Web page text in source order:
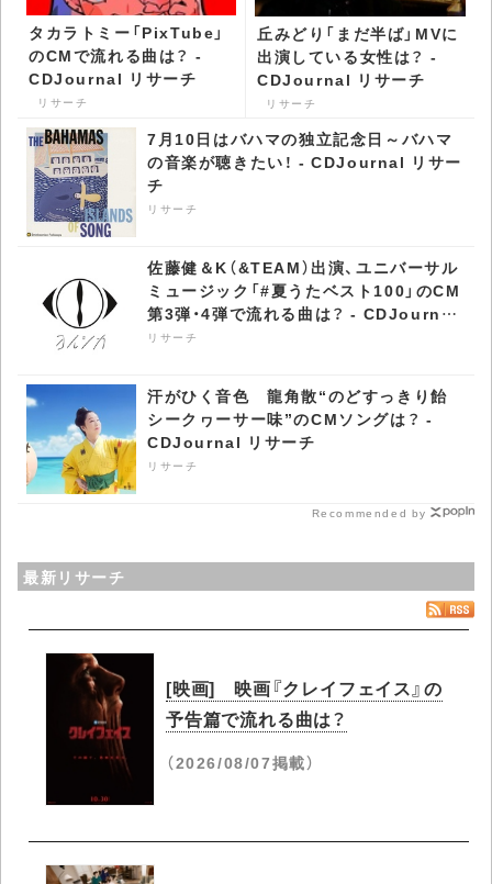
タカラトミー「PixTube」
のCMで流れる曲は？ -
CDJournal リサーチ
リサーチ
丘みどり「まだ半ば」MVに
出演している女性は？ -
CDJournal リサーチ
リサーチ
7月10日はバハマの独立記念日～バハマ
の音楽が聴きたい！ - CDJournal リサー
チ
リサーチ
佐藤健＆K（&TEAM）出演、ユニバーサル
ミュージック「#夏うたベスト100」のCM
第3弾・4弾で流れる曲は？ - CDJournal
リサーチ
リサーチ
汗がひく音色 龍角散“のどすっきり飴
シークヮーサー味”のCMソングは？ -
CDJournal リサーチ
リサーチ
Recommended by
最新リサーチ
[映画] 映画『クレイフェイス』の
予告篇で流れる曲は？
（2026/08/07掲載）